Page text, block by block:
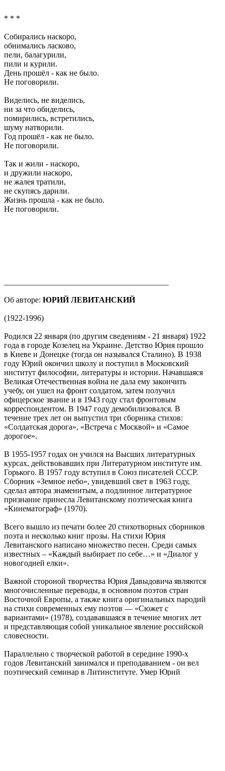
* * *
Собирались наскоро,
обнимались ласково,
пели, балагурили,
пили и курили.
День прошёл - как не было.
Не поговорили.
Виделись, не виделись,
ни за что обиделись,
помирились, встретились,
шуму натворили.
Год прошёл - как не было.
Не поговорили.
Так и жили - наскоро,
и дружили наскоро,
не жалея тратили,
не скупясь дарили.
Жизнь прошла - как не было.
Не поговорили.
Об авторе: ЮРИЙ ЛЕВИТАНСКИЙ
(1922-1996)
Родился 22 января (по другим сведениям - 21 января) 1922
года в городе Козелец на Украине. Детство Юрия прошло
в Киеве и Донецке (тогда он назывался Сталино). В 1938
году Юрий окончил школу и поступил в Московский
институт философии, литературы и истории. Начавшаяся
Великая Отечественная война не дала ему закончить
учебу, он ушел на фронт солдатом, затем получил
офицерское звание и в 1943 году стал фронтовым
корреспондентом. В 1947 году демобилизовался. В
течение трех лет он выпустил три сборника стихов:
«Солдатская дорога», «Встреча с Москвой» и «Самое
дорогое».
В 1955-1957 годах он учился на Высших литературных
курсах, действовавших при Литературном институте им.
Горького. В 1957 году вступил в Союз писателей СССР.
Сборник «Земное небо», увидевший свет в 1963 году,
сделал автора знаменитым, а подлинное литературное
признание принесла Левитанскому поэтическая книга
«Кинематограф» (1970).
Всего вышло из печати более 20 стихотворных сборников
поэта и несколько книг прозы. На стихи Юрия
Левитанского написано множество песен. Среди самых
известных – «Каждый выбирает по себе…» и «Диалог у
новогодней елки».
Важной стороной творчества Юрия Давыдовича являются
многочисленные переводы, в основном поэтов стран
Восточной Европы, а также книга оригинальных пародий
на стихи современных ему поэтов — «Сюжет с
вариантами» (1978), создававшаяся в течение многих лет
и представляющая собой уникальное явление российской
словесности.
Параллельно с творческой работой в середине 1990-х
годов Левитанский занимался и преподаванием - он вел
поэтический семинар в Литинституте. Умер Юрий